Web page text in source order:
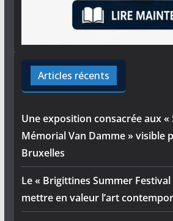
Articles récents
Une exposition consacrée aux «
Mémorial Van Damme » visible
Bruxelles
Le « Brigittines Summer Festival
mettre en valeur l’art